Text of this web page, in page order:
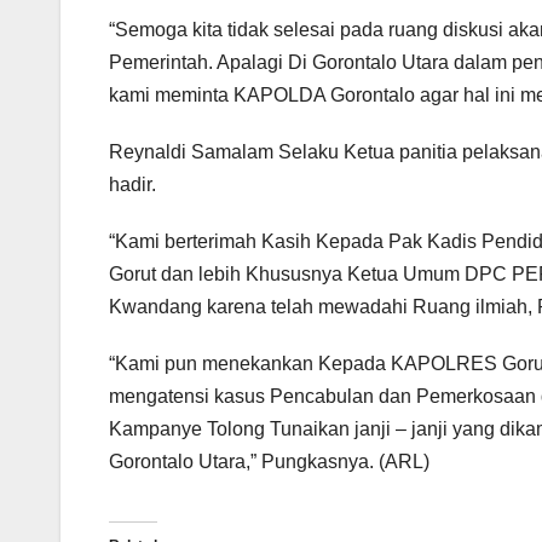
“Semoga kita tidak selesai pada ruang diskusi
Pemerintah. Apalagi Di Gorontalo Utara dalam
kami meminta KAPOLDA Gorontalo agar hal ini
Reynaldi Samalam Selaku Ketua panitia
hadir.
“Kami berterimah Kasih Kepada Pak Kadis
Gorut dan lebih Khususnya Ketua Umum DPC
Kwandang karena telah mewadahi Ruang
“Kami pun menekankan Kepada KAPOLRES
mengatensi kasus Pencabulan dan
Kampanye Tolong Tunaikan janji – janji yang
Gorontalo Utara,” Pungkasnya. (ARL)